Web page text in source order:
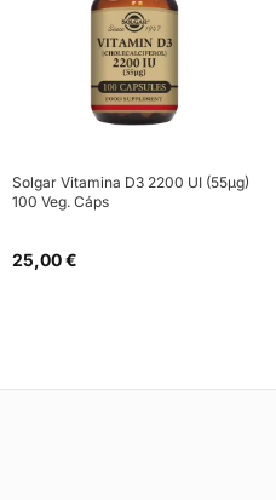
Solgar Vitamina D3 2200 UI (55µg)
100 Veg. Cáps
25,00 €